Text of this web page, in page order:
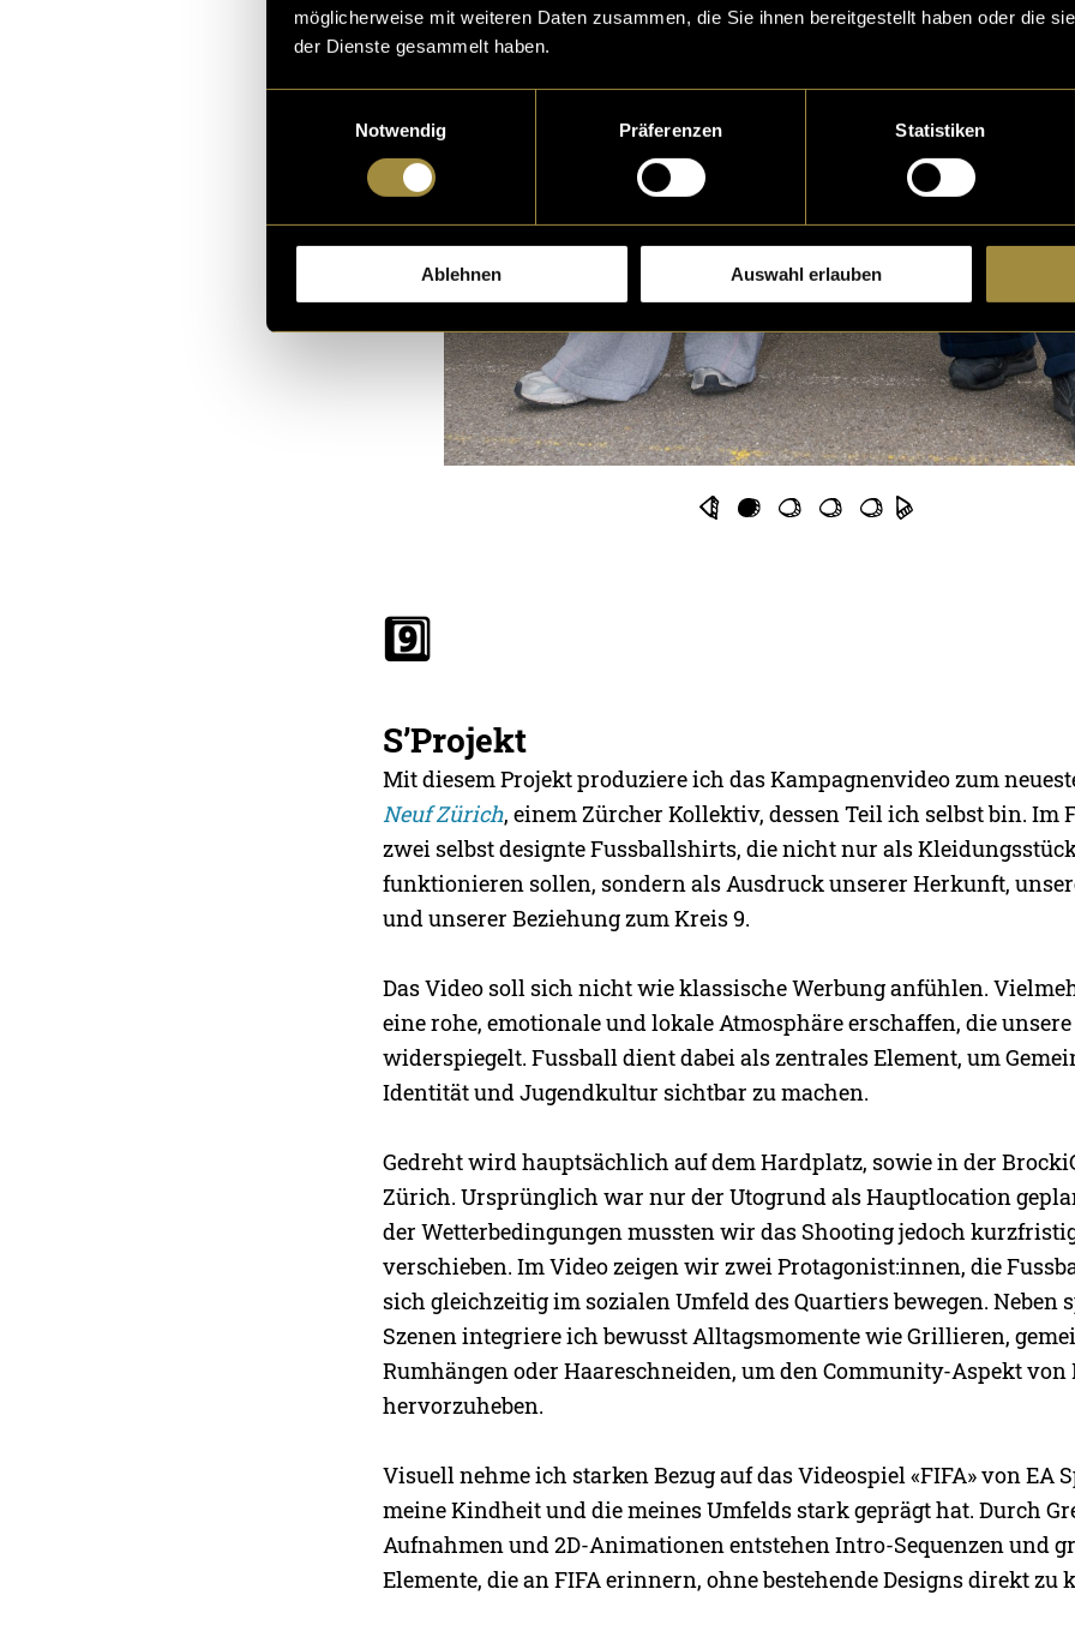
möglicherweise mit weiteren Daten zusammen, die Sie ihnen bereitgestellt haben oder die
der Dienste gesammelt haben.
Notwendig
Präferenzen Statistiken
Ablehnen Auswahl erlauben
9️⃣
S’Projekt
Mit diesem Projekt produziere ich das Kampagnenvideo zum
Neuf Zürich, einem Zürcher Kollektiv, dessen Teil ich selbst bin. Im
zwei selbst designte Fussballshirts, die nicht nur als
funktionieren sollen, sondern als Ausdruck unserer Herkunft,
und unserer Beziehung zum Kreis 9.
Das Video soll sich nicht wie klassische Werbung anfühlen.
eine rohe, emotionale und lokale Atmosphäre erschaffen, die
widerspiegelt. Fussball dient dabei als zentrales Element, um
Identität und Jugendkultur sichtbar zu machen.
Gedreht wird hauptsächlich auf dem Hardplatz, sowie in der
Zürich. Ursprünglich war nur der Utogrund als Hauptlocation
der Wetterbedingungen mussten wir das Shooting jedoch
verschieben. Im Video zeigen wir zwei Protagonist:innen, die
sich gleichzeitig im sozialen Umfeld des Quartiers bewegen. Neben
Szenen integriere ich bewusst Alltagsmomente wie Grillieren,
Rumhängen oder Haareschneiden, um den Community-Aspekt von
hervorzuheben.
Visuell nehme ich starken Bezug auf das Videospiel «FIFA» von EA
meine Kindheit und die meines Umfelds stark geprägt hat. Durch
Aufnahmen und 2D-Animationen entstehen Intro-Sequenzen und
Elemente, die an FIFA erinnern, ohne bestehende Designs direkt zu